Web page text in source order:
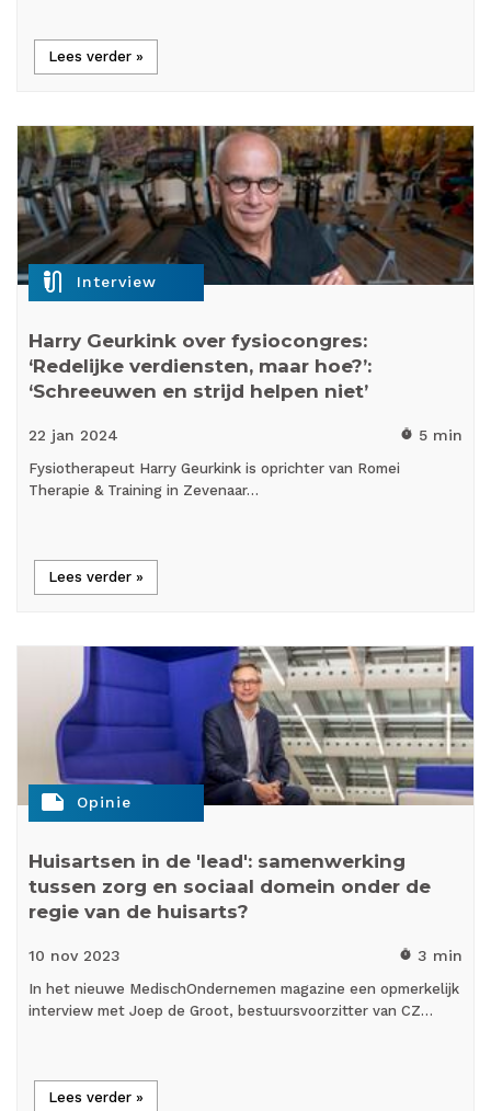
Lees verder »
mic_external_on Interview
Harry Geurkink over fysiocongres:
‘Redelijke verdiensten, maar hoe?’:
‘Schreeuwen en strijd helpen niet’
22 jan 2024 timer 5 min
Fysiotherapeut Harry Geurkink is oprichter van Romei
Therapie & Training in Zevenaar…
Lees verder »
note Opinie
Huisartsen in de 'lead': samenwerking
tussen zorg en sociaal domein onder de
regie van de huisarts?
10 nov 2023 timer 3 min
In het nieuwe MedischOndernemen magazine een opmerkelijk
interview met Joep de Groot, bestuursvoorzitter van CZ…
Lees verder »